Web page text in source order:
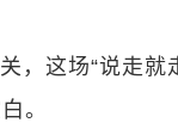
，这场“说走
。